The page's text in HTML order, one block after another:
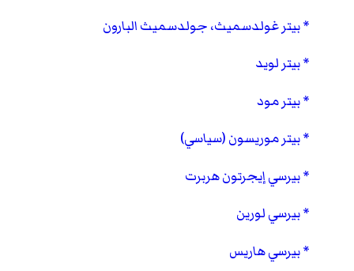
بيتر غولدسميث، جولدسميث البارون
بيتر لويد
بيتر مود
بيتر موريسون (سياسي)
بيرسي إيجرتون هربرت
بيرسي لورين
بيرسي هاريس